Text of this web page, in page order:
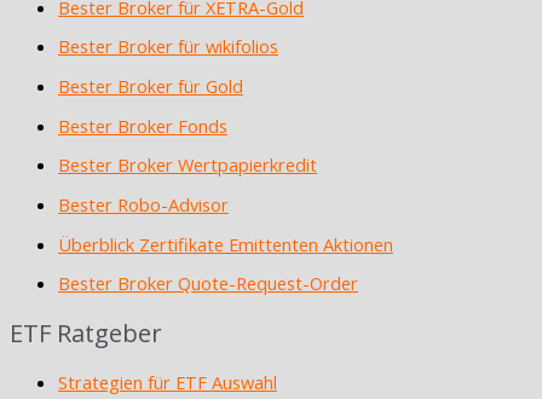
Bester Broker für XETRA-Gold
Bester Broker für wikifolios
Bester Broker für Gold
Bester Broker Fonds
Bester Broker Wertpapierkredit
Bester Robo-Advisor
Überblick Zertifikate Emittenten Aktionen
Bester Broker Quote-Request-Order
ETF Ratgeber
Strategien für ETF Auswahl